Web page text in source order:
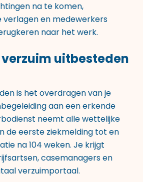
na te komen,
verlagen en medewerkers
naar het werk.
uitbesteden
is het overdragen van je
aan een erkende
neemt alle wettelijke
de eerste ziekmelding tot en
na 104 weken. Je krijgt
casemanagers en
verzuimportaal.